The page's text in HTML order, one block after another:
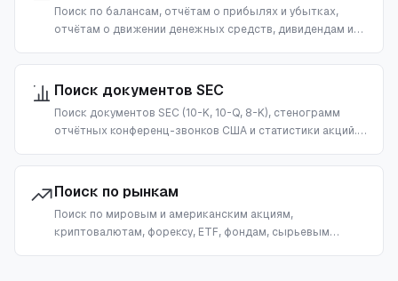
Поиск по балансам, отчётам о прибылях и убытках,
отчётам о движении денежных средств, дивидендам и
для AI-фундаментального анализа и due diligence.
Поиск документов SEC
Поиск документов SEC (10-K, 10-Q, 8-K), стенограмм
отчётных конференц-звонков США и статистики акций.
анализа и финансовых RAG-пайплайнов.
Поиск по рынкам
Поиск по мировым и американским акциям,
криптовалютам, форексу, ETF, фондам, сырьевым